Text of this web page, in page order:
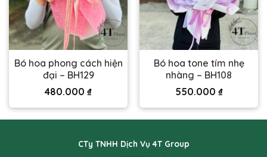
Bó hoa phong cách hiện
đại – BH129
480.000 ₫
Bó hoa tone tím nhẹ
nhàng – BH108
550.000 ₫
CTy TNHH Dịch Vụ 4T Group